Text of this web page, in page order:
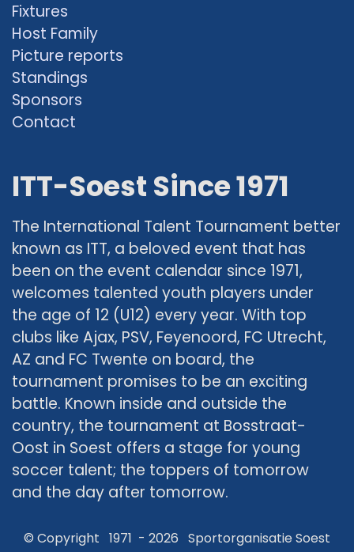
Fixtures
Host Family
Picture reports
Standings
Sponsors
Contact
ITT-Soest Since 1971
The International Talent Tournament better
known as ITT, a beloved event that has
been on the event calendar since 1971,
welcomes talented youth players under
the age of 12 (U12) every year. With top
clubs like Ajax, PSV, Feyenoord, FC Utrecht,
AZ and FC Twente on board, the
tournament promises to be an exciting
battle. Known inside and outside the
country, the tournament at Bosstraat-
Oost in Soest offers a stage for young
soccer talent; the toppers of tomorrow
and the day after tomorrow.
© Copyright 1971 - 2026 Sportorganisatie Soest